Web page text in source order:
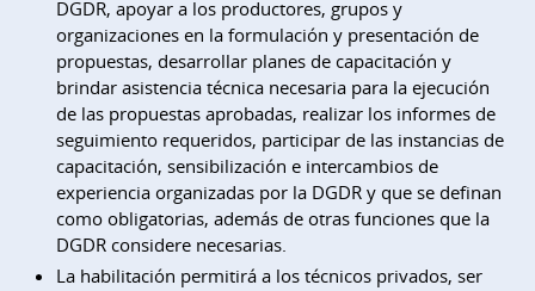
DGDR, apoyar a los productores, grupos y
organizaciones en la formulación y presentación de
propuestas, desarrollar planes de capacitación y
brindar asistencia técnica necesaria para la ejecución
de las propuestas aprobadas, realizar los informes de
seguimiento requeridos, participar de las instancias de
capacitación, sensibilización e intercambios de
experiencia organizadas por la DGDR y que se definan
como obligatorias, además de otras funciones que la
DGDR considere necesarias.
La habilitación permitirá a los técnicos privados, ser